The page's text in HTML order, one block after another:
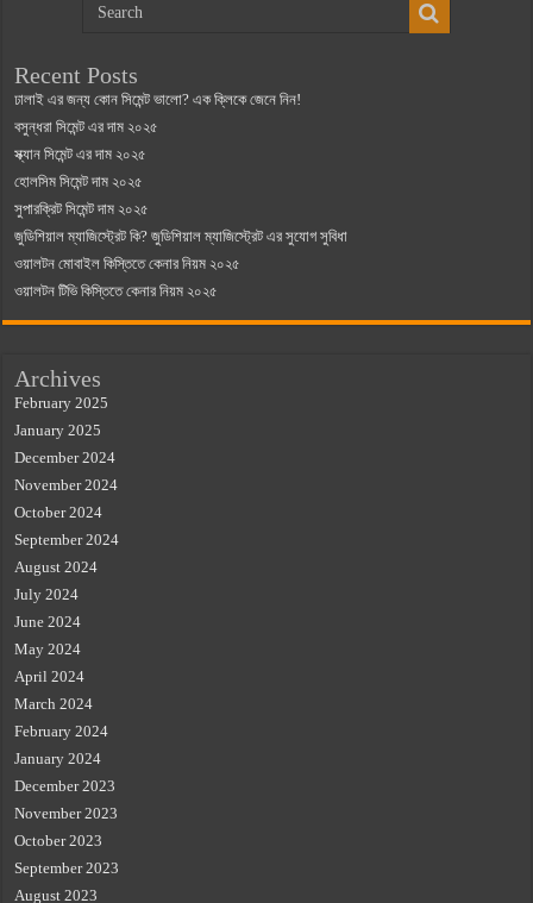
Recent Posts
ঢালাই এর জন্য কোন সিমেন্ট ভালো? এক ক্লিকে জেনে নিন!
বসুন্ধরা সিমেন্ট এর দাম ২০২৫
স্ক্যান সিমেন্ট এর দাম ২০২৫
হোলসিম সিমেন্ট দাম ২০২৫
সুপারক্রিট সিমেন্ট দাম ২০২৫
জুডিশিয়াল ম্যাজিস্ট্রেট কি? জুডিশিয়াল ম্যাজিস্ট্রেট এর সুযোগ সুবিধা
ওয়ালটন মোবাইল কিস্তিতে কেনার নিয়ম ২০২৫
ওয়ালটন টিভি কিস্তিতে কেনার নিয়ম ২০২৫
Archives
February 2025
January 2025
December 2024
November 2024
October 2024
September 2024
August 2024
July 2024
June 2024
May 2024
April 2024
March 2024
February 2024
January 2024
December 2023
November 2023
October 2023
September 2023
August 2023